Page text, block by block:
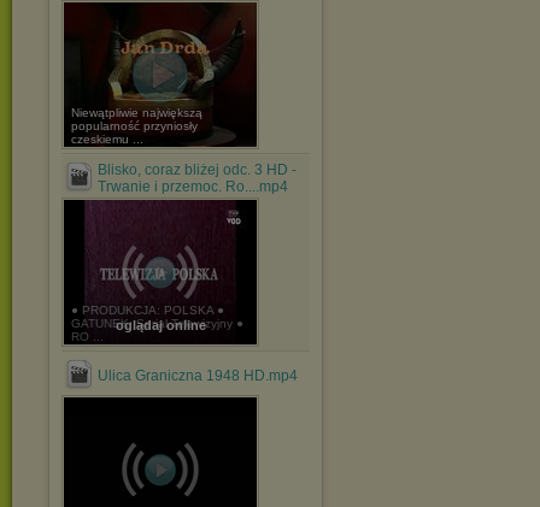
Niewątpliwie największą
popularność przyniosły
czeskiemu ...
Blisko, coraz bliżej odc. 3 HD -
Trwanie i przemoc. Ro....mp4
oglądaj online
● PRODUKCJA: POLSKA ●
GATUNEK: Serial Telewizyjny ●
RO ...
Ulica Graniczna 1948 HD.mp4